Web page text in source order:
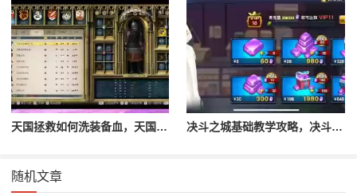
天国拯救如何洗装备血，天国拯救怎么洗衣服 决斗之城基础教学攻略，决斗之城教学攻略2111
随机文章